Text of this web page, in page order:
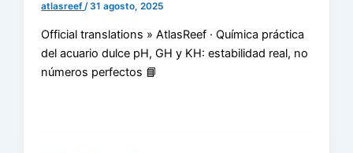
atlasreef/31 agosto, 2025
Official translations » AtlasReef · Química práctica
del acuario dulce pH, GH y KH: estabilidad real, no
números perfectos 📘